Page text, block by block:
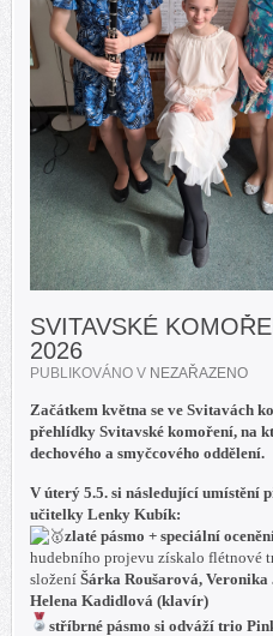
SVITAVSKÉ
2026
PUBLIKOVÁNO V NEZAŘAZENO
Začátkem května se ve Svitavách
přehlídky Svitavské komoření, na
dechového a smyčcového oddělení.
V úterý 5.5. si následující umístění
učitelky Lenky Kubík:
zlaté pásmo + speciální
hudebního projevu získalo flétnové
složení Šárka Roušarová,
Helena Kadidlová (klavír)
stříbrné pásmo si odváží trio